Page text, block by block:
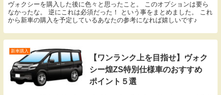
ヴォクシーを購入した後に色々と思ったこと。 このオプションは要ら
なかったな。 逆にこれは必須だった！ という事をまとめました。 これ
から新車の購入を予定しているあなたの参考になれば嬉しいです♪
新車購入
【ワンランク上を目指せ】ヴォク
シー煌ZS特別仕様車のおすすめ
ポイント５選